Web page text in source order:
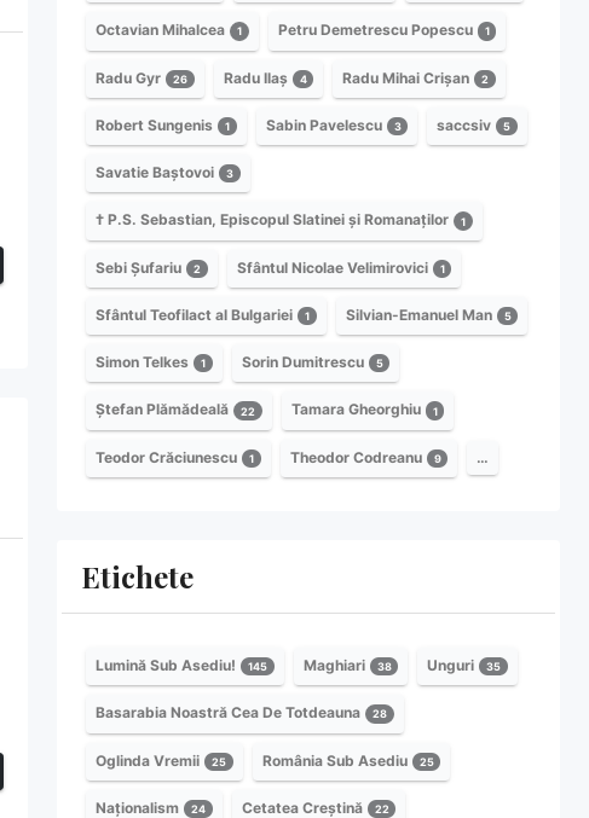
Octavian Mihalcea 1 Petru Demetrescu Popescu 1
Radu Gyr 26 Radu Ilaș 4 Radu Mihai Crișan 2
Robert Sungenis 1 Sabin Pavelescu 3 saccsiv 5
Savatie Baștovoi 3
† P.S. Sebastian, Episcopul Slatinei și Romanaților 1
Sebi Șufariu 2 Sfântul Nicolae Velimirovici 1
Sfântul Teofilact al Bulgariei 1 Silvian-Emanuel Man 5
Simon Telkes 1 Sorin Dumitrescu 5
Ștefan Plămădeală 22 Tamara Gheorghiu 1
Teodor Crăciunescu 1 Theodor Codreanu 9 …
Etichete
Lumină Sub Asediu! 145 Maghiari 38 Unguri 35
Basarabia Noastră Cea De Totdeauna 28
Oglinda Vremii 25 România Sub Asediu 25
Naționalism 24 Cetatea Creștină 22